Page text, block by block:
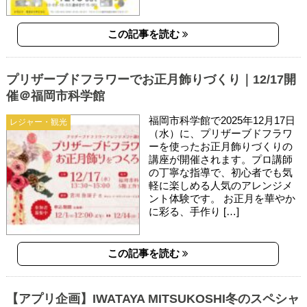
この記事を読む
レジャー・観光
プリザーブドフラワーでお正月飾りづくり｜12/17開
催＠福岡市科学館
福岡市科学館で2025年12月17日
（水）に、プリザーブドフラワ
ーを使ったお正月飾りづくりの
講座が開催されます。プロ講師
の丁寧な指導で、初心者でも気
軽に楽しめる人気のアレンジメ
ント体験です。 お正月を華やか
に彩る、手作り […]
この記事を読む
【アプリ企画】IWATAYA MITSUKOSHI冬のスペシャ